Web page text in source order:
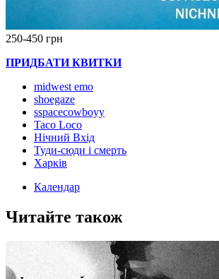
250-450 грн
ПРИДБАТИ КВИТКИ
midwest emo
shoegaze
sspacecowboyy
Taco Loco
Нічний Вхід
Туди-сюди і смерть
Харків
Календар
Читайте також